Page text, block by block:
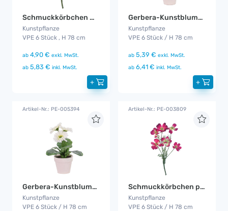
Schmuckkörbchen weiß 6er Set
Kunstpflanze
VPE 6 Stück , H 78 cm
ab 4,90 € exkl. MwSt.
ab 5,83 € inkl. MwSt.
+
Gerbera-Kunstblumen Pink 6er Set
Kunstpflanze
VPE 6 Stück / H 78 cm
ab 5,39 € exkl. MwSt.
ab 6,41 € inkl. MwSt.
+
Artikel-Nr.: PE-005394
Gerbera-Kunstblumen Weiß 6er Set
Kunstpflanze
VPE 6 Stück / H 78 cm
Artikel-Nr.: PE-003809
Schmuckkörbchen pink 6er Set
Kunstpflanze
VPE 6 Stück / H 78 cm